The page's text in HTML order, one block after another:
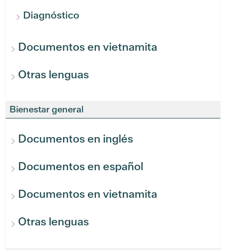
Diagnóstico
Documentos en vietnamita
Otras lenguas
Bienestar general
Documentos en inglés
Documentos en español
Documentos en vietnamita
Otras lenguas